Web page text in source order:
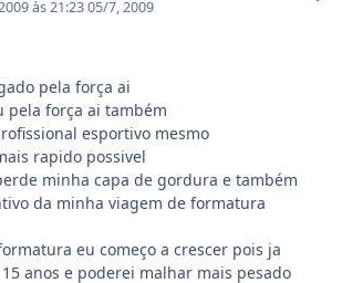
às 21:2305/7, 2009
pela força ai
pela força ai também
esportivo mesmo
rapido possivel
minha capa de gordura e também
da minha viagem de formatura
eu começo a crescer pois ja
anos e poderei malhar mais pesado